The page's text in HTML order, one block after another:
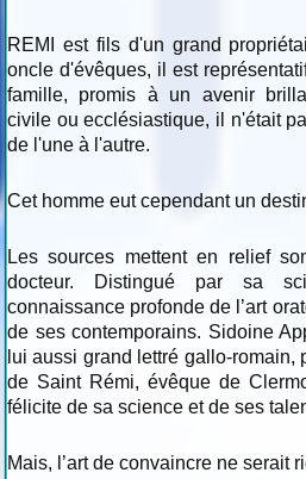
REMI est fils d'un grand
oncle d'évêques, il est
famille, promis à un avenir
civile ou ecclésiastique, il n'était
de l'une à l'autre.
Cet homme eut cependant un
Les sources mettent en relief
docteur. Distingué par sa
connaissance profonde de l’art
de ses contemporains. Sidoine
lui aussi grand lettré gallo-romain,
de Saint Rémi, évêque de
félicite de sa science et de ses
Mais, l’art de convaincre ne serait